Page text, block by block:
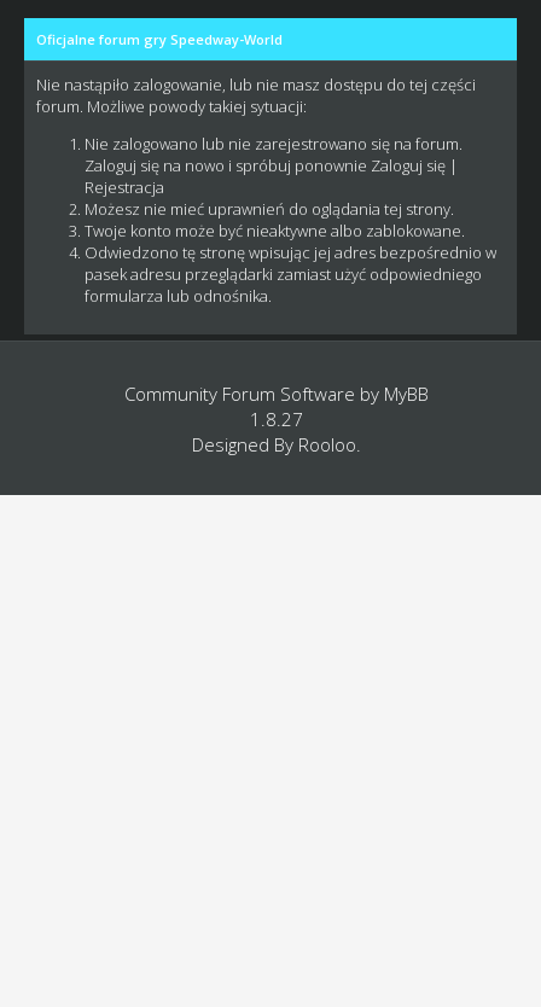
Oficjalne forum gry Speedway-World
Nie nastąpiło zalogowanie, lub nie masz dostępu do tej części
forum. Możliwe powody takiej sytuacji:
Nie zalogowano lub nie zarejestrowano się na forum.
Zaloguj się na nowo i spróbuj ponownie Zaloguj się|
Rejestracja
Możesz nie mieć uprawnień do oglądania tej strony.
Twoje konto może być nieaktywne albo zablokowane.
Odwiedzono tę stronę wpisując jej adres bezpośrednio w
pasek adresu przeglądarki zamiast użyć odpowiedniego
formularza lub odnośnika.
Community Forum Software by MyBB
1.8.27
Designed By Rooloo.